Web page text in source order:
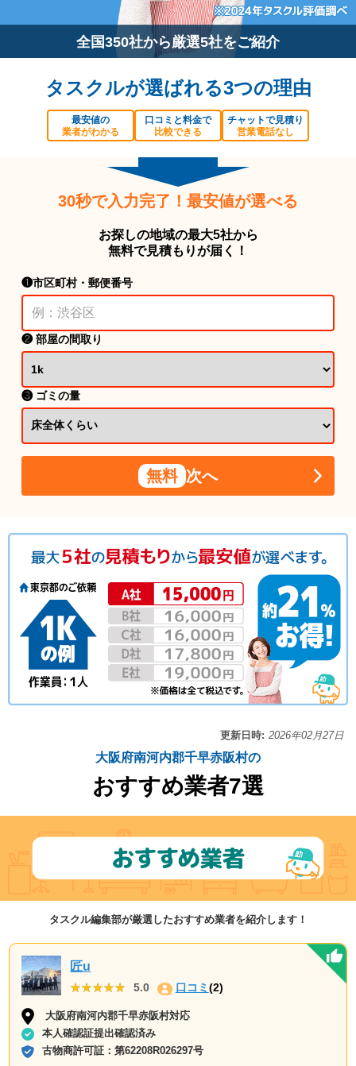
全国350社から厳選5社をご紹介
タスクルが選ばれる3つの理由
最安値の
業者がわかる
口コミと料金で
比較できる
チャットで見積り
営業電話なし
30秒で入力完了！最安値が選べる
お探しの地域の最大5社から
無料で見積もりが届く！
❶市区町村・郵便番号
❷ 部屋の間取り
❸ ゴミの量
無料 次へ
更新日時: 2026年02月27日
大阪府南河内郡千早赤阪村の
おすすめ業者7選
タスクル編集部が厳選したおすすめ業者を紹介します！
匠u
★★★★★
★★★★★ 5.0 口コミ(2)
大阪府南河内郡千早赤阪村対応
本人確認証提出確認済み
古物商許可証：第62208R026297号